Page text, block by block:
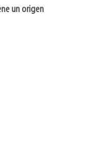
un origen